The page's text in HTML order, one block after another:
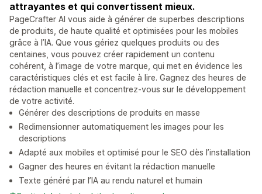
attrayantes et qui convertissent mieux.
PageCrafter AI vous aide à générer de superbes descriptions
de produits, de haute qualité et optimisées pour les mobiles
grâce à l’IA. Que vous gériez quelques produits ou des
centaines, vous pouvez créer rapidement un contenu
cohérent, à l’image de votre marque, qui met en évidence les
caractéristiques clés et est facile à lire. Gagnez des heures de
rédaction manuelle et concentrez-vous sur le développement
de votre activité.
Générer des descriptions de produits en masse
Redimensionner automatiquement les images pour les
descriptions
Adapté aux mobiles et optimisé pour le SEO dès l’installation
Gagner des heures en évitant la rédaction manuelle
Texte généré par l’IA au rendu naturel et humain